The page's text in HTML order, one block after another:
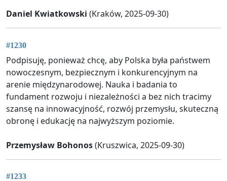
Daniel Kwiatkowski (Kraków, 2025-09-30)
#1230
Podpisuję, ponieważ chcę, aby Polska była państwem
nowoczesnym, bezpiecznym i konkurencyjnym na
arenie międzynarodowej. Nauka i badania to
fundament rozwoju i niezależności a bez nich tracimy
szansę na innowacyjność, rozwój przemysłu, skuteczną
obronę i edukację na najwyższym poziomie.
Przemysław Bohonos(Kruszwica, 2025-09-30)
#1233